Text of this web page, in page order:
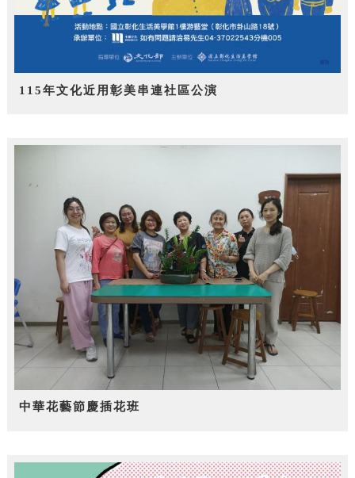
115年文化近用彰美串連社區公演
中華花藝節慶插花班